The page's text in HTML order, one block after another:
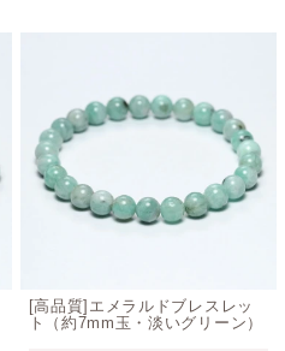
[高品質]エメラルドブレスレッ
ト（約7mm玉・淡いグリーン）